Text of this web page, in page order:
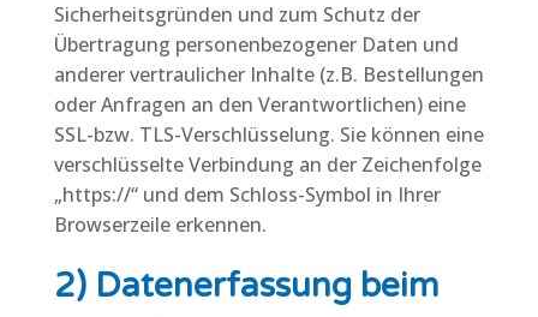
Sicherheitsgründen und zum Schutz der
Übertragung personenbezogener Daten und
anderer vertraulicher Inhalte (z.B. Bestellungen
oder Anfragen an den Verantwortlichen) eine
SSL-bzw. TLS-Verschlüsselung. Sie können eine
verschlüsselte Verbindung an der Zeichenfolge
„https://“ und dem Schloss-Symbol in Ihrer
Browserzeile erkennen.
2) Datenerfassung beim